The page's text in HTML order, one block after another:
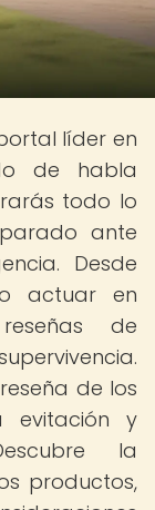
líder en
de habla
todo lo
ante
Desde
actuar en
de
de los
evitación y
la
productos,